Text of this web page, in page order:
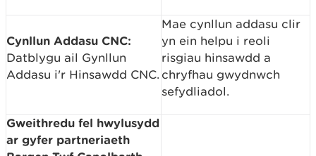
Cynllun Addasu CNC:
Datblygu ail Gynllun
Addasu i'r Hinsawdd CNC.
Mae cynllun addasu clir
yn ein helpu i reoli
risgiau hinsawdd a
chryfhau gwydnwch
sefydliadol.
Gweithredu fel hwylusydd
ar gyfer partneriaeth